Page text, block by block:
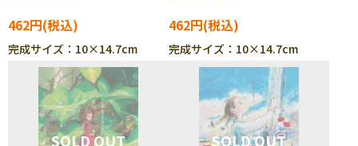
462円
完成サイズ：10×14.7cm
462円
完成サイズ：10×14.7cm